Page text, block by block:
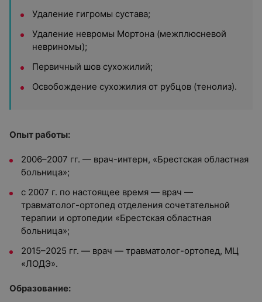
Удаление гигромы сустава;
Удаление невромы Мортона (межплюсневой
невриномы);
Первичный шов сухожилий;
Освобождение сухожилия от рубцов (тенолиз).
Опыт работы:
2006–2007 гг. — врач-интерн, «Брестская областная
больница»;
с 2007 г. по настоящее время — врач —
травматолог-ортопед отделения сочетательной
терапии и ортопедии «Брестская областная
больница»;
2015–2025 гг. — врач — травматолог-ортопед, МЦ
«ЛОДЭ».
Образование: